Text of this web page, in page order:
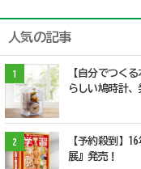
人気の記事
1
【自分でつく
らしい鳩時計、
2
【予約殺到】
展』発売！